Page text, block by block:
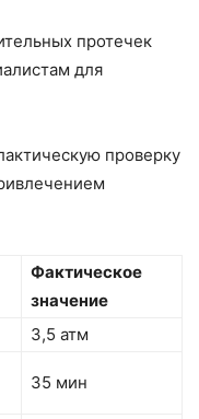
протечек
для
проверку
Фактическое
значение
3,5 атм
35 мин